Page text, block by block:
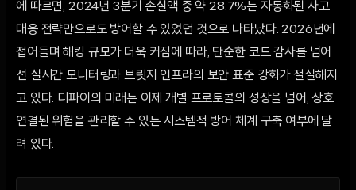
에 따르면, 2024년 3분기 손실액 중 약 28.7%는 자동화된 사고
대응 전략만으로도 방어할 수 있었던 것으로 나타났다. 2026년에
접어들며 해킹 규모가 더욱 커짐에 따라, 단순한 코드 감사를 넘어
선 실시간 모니터링과 브릿지 인프라의 보안 표준 강화가 절실해지
고 있다. 디파이의 미래는 이제 개별 프로토콜의 성장을 넘어, 상호
연결된 위험을 관리할 수 있는 시스템적 방어 체계 구축 여부에 달
려 있다.